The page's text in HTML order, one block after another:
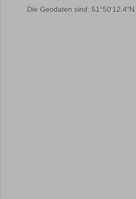
Die Geodaten sind: 51°50’12.4″N